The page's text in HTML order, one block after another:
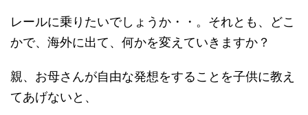
レールに乗りたいでしょうか・・。それとも、どこ
かで、海外に出て、何かを変えていきますか？
親、お母さんが自由な発想をすることを子供に教え
てあげないと、